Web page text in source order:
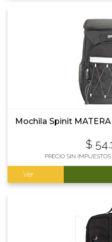
Mochila Spinit
$
PRECIO SIN
Ver